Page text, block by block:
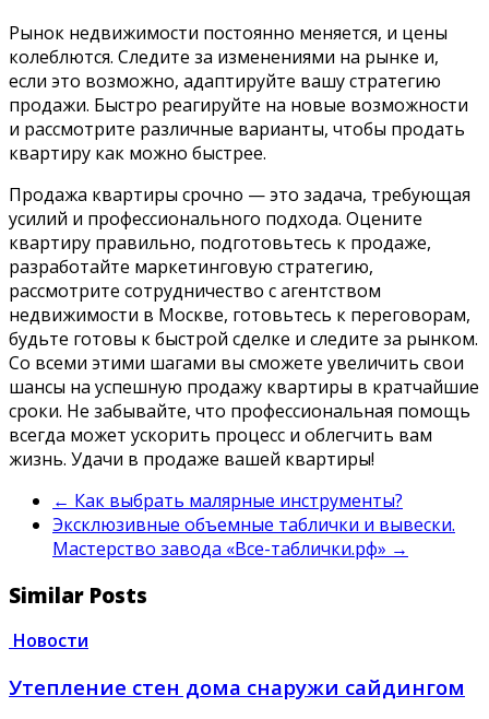
Рынок недвижимости постоянно меняется, и цены
колеблются. Следите за изменениями на рынке и,
если это возможно, адаптируйте вашу стратегию
продажи. Быстро реагируйте на новые возможности
и рассмотрите различные варианты, чтобы продать
квартиру как можно быстрее.
Продажа квартиры срочно — это задача, требующая
усилий и профессионального подхода. Оцените
квартиру правильно, подготовьтесь к продаже,
разработайте маркетинговую стратегию,
рассмотрите сотрудничество с агентством
недвижимости в Москве, готовьтесь к переговорам,
будьте готовы к быстрой сделке и следите за рынком.
Со всеми этими шагами вы сможете увеличить свои
шансы на успешную продажу квартиры в кратчайшие
сроки. Не забывайте, что профессиональная помощь
всегда может ускорить процесс и облегчить вам
жизнь. Удачи в продаже вашей квартиры!
← Как выбрать малярные инструменты?
Эксклюзивные объемные таблички и вывески.
Мастерство завода «Все-таблички.рф» →
Similar Posts
Новости
Утепление стен дома снаружи сайдингом